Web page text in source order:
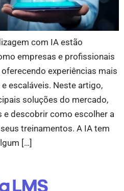
com IA estão
empresas e profissionais
experiências mais
escaláveis. Neste artigo,
soluções do mercado,
e descobrir como escolher a
treinamentos. A IA tem
[…]